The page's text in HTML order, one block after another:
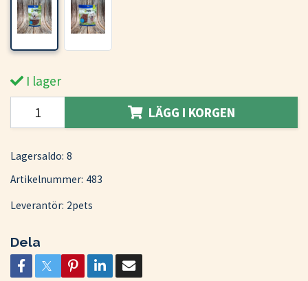
I lager
LÄGG I KORGEN
Lagersaldo: 8
Artikelnummer: 483
Leverantör: 2pets
Dela